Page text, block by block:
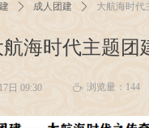
航海时代主题团
ꄲ 成人团建 ꄲ 大航海时代
日 09:30 ꄘ 浏览量： 144